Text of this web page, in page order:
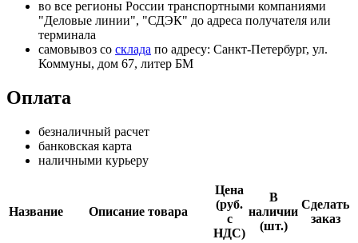
во все регионы России транспортными компаниями
"Деловые линии", "СДЭК" до адреса получателя или
терминала
самовывоз со склада по адресу: Санкт-Петербург, ул.
Коммуны, дом 67, литер БМ
Оплата
безналичный расчет
банковская карта
наличными курьеру
Название Описание товара
Цена
(руб.
с
НДС)
В
наличии
(шт.)
Сделать
заказ